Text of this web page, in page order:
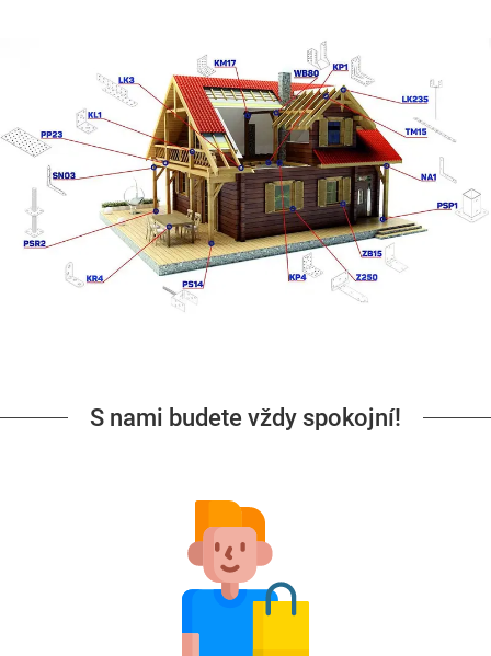
S nami budete vždy spokojní!